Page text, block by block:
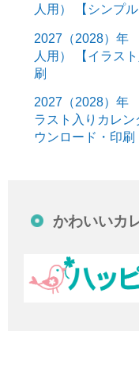
人用） 【シンプ
2027（2028）年
人用） 【イラス
刷
2027（2028）年
ラスト入りカレ
ウンロード・印刷
かわいいカ